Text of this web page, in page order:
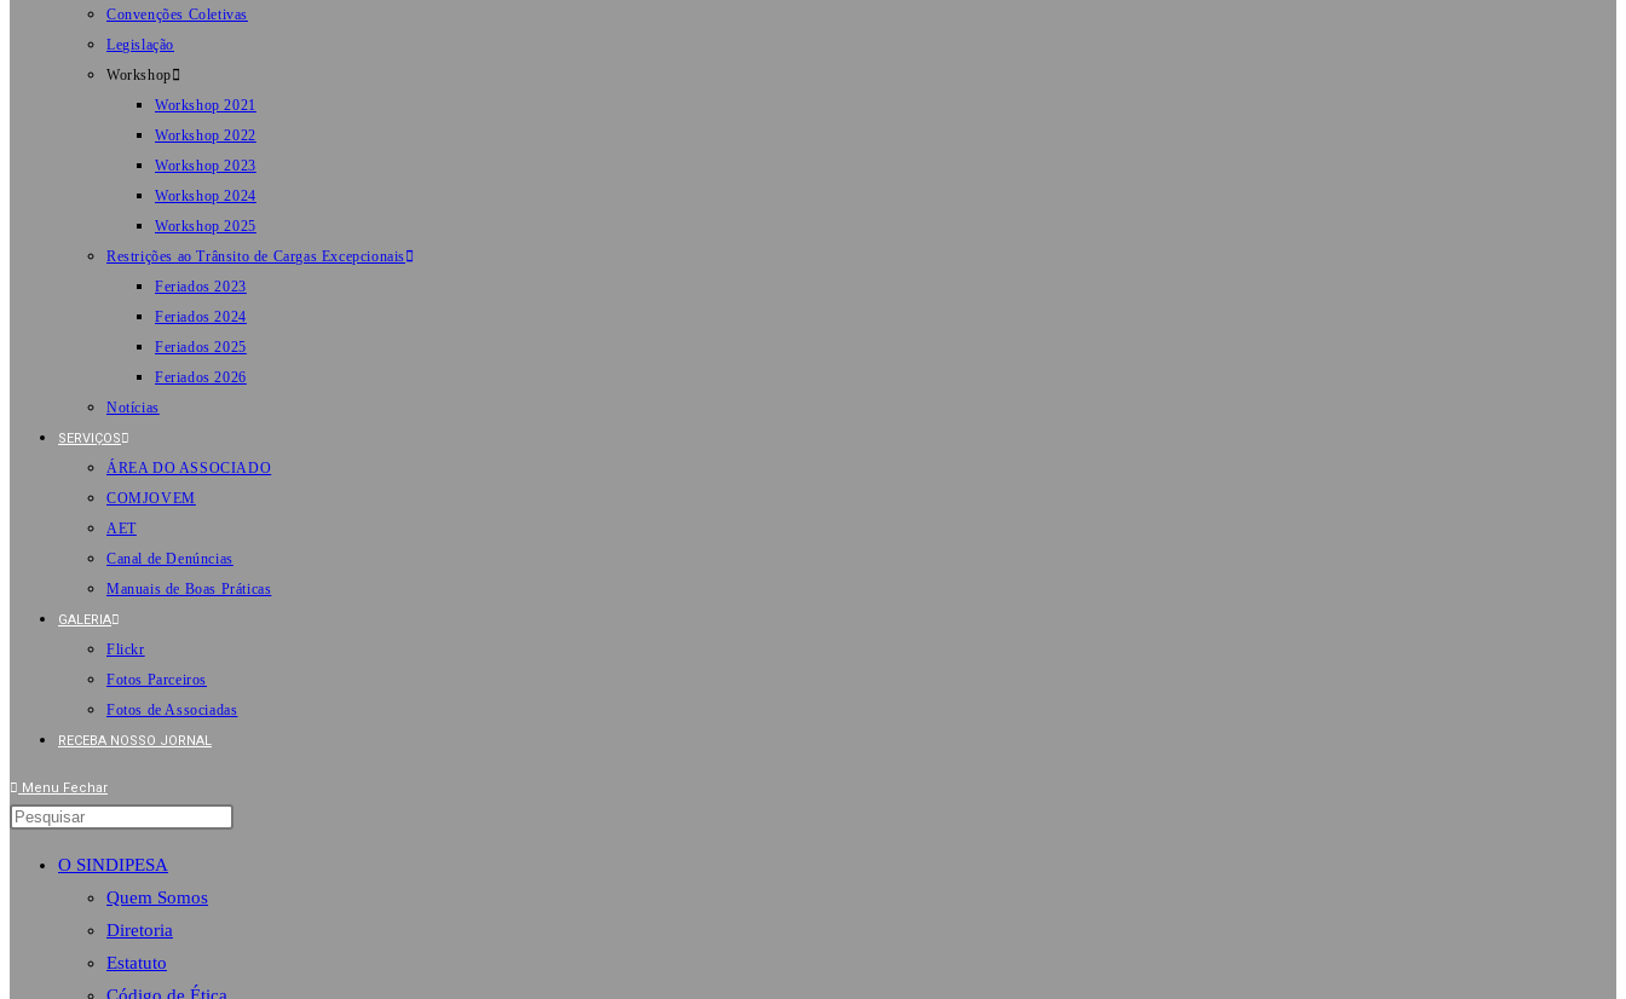
Convenções Coletivas
Legislação
Workshop
Workshop 2021
Workshop 2022
Workshop 2023
Workshop 2024
Workshop 2025
Restrições ao Trânsito de Cargas Excepcionais
Feriados 2023
Feriados 2024
Feriados 2025
Feriados 2026
Notícias
SERVIÇOS
ÁREA DO ASSOCIADO
COMJOVEM
AET
Canal de Denúncias
Manuais de Boas Práticas
GALERIA
Flickr
Fotos Parceiros
Fotos de Associadas
RECEBA NOSSO JORNAL
Menu Fechar
O SINDIPESA
Quem Somos
Diretoria
Estatuto